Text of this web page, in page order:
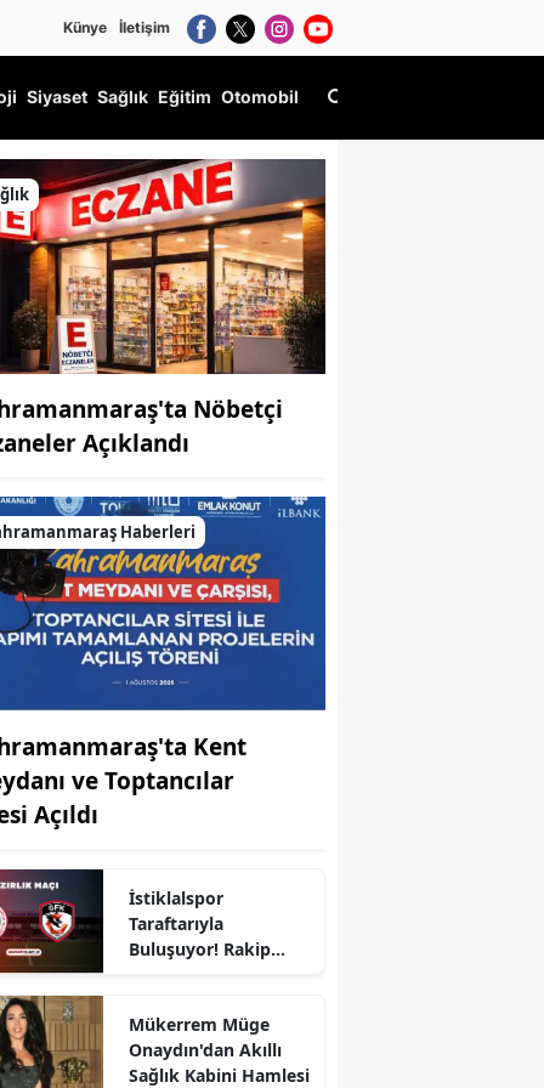
Künye İletişim
Siyaset Sağlık Eğitim Otomobil
Nöbetçi
Açıklandı
Haberleri
Kent
ve Toptancılar
Açıldı
İstiklalspor
Taraftarıyla
Buluşuyor! Rakip
Mükerrem Müge
Onaydın'dan Akıllı
Sağlık Kabini Hamlesi